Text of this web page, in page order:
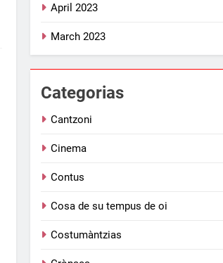
April 2023
March 2023
Categorias
Cantzoni
Cinema
Contus
Cosa de su tempus de oi
Costumàntzias